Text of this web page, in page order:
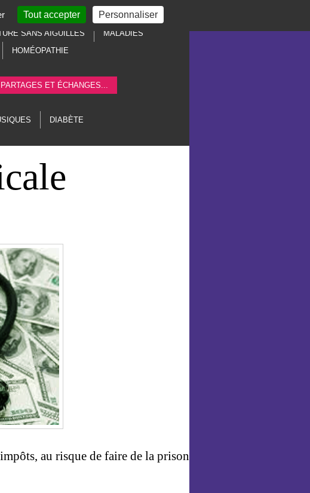
MERCI
SANS AIGUILLES
MALADIES
HOMÉOPATHIE
PARTAGES ET ÉCHANGES...
DIABÈTE
au risque de faire de la prison
Tout accepter Personnaliser